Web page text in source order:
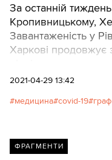
За останній
Кропивницькому,
Завантаженість у
Харкові продовжує
2021-04-29 13:42
медицина covid-19
ФРАГМЕНТИ